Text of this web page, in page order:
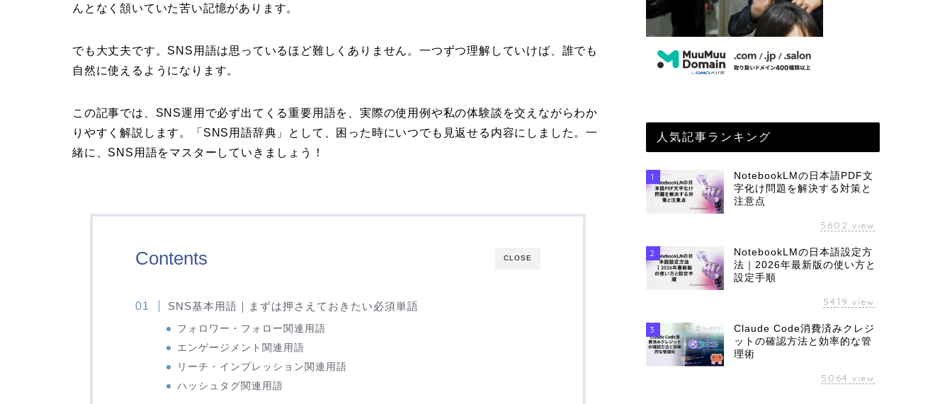
んとなく頷いていた苦い記憶があります。
でも大丈夫です。SNS用語は思っているほど難しくありません。一つずつ理解していけば、誰でも
自然に使えるようになります。
この記事では、SNS運用で必ず出てくる重要用語を、実際の使用例や私の体験談を交えながらわか
りやすく解説します。「SNS用語辞典」として、困った時にいつでも見返せる内容にしました。一
緒に、SNS用語をマスターしていきましょう！
CLOSE
Contents
SNS基本用語｜まずは押さえておきたい必須単語
フォロワー・フォロー関連用語
エンゲージメント関連用語
リーチ・インプレッション関連用語
ハッシュタグ関連用語
人気記事ランキング
1
NotebookLMの日本語PDF文
字化け問題を解決する対策と
注意点
5602 view
2
NotebookLMの日本語設定方
法｜2026年最新版の使い方と
設定手順
5419 view
3
Claude Code消費済みクレジ
ットの確認方法と効率的な管
理術
5064 view